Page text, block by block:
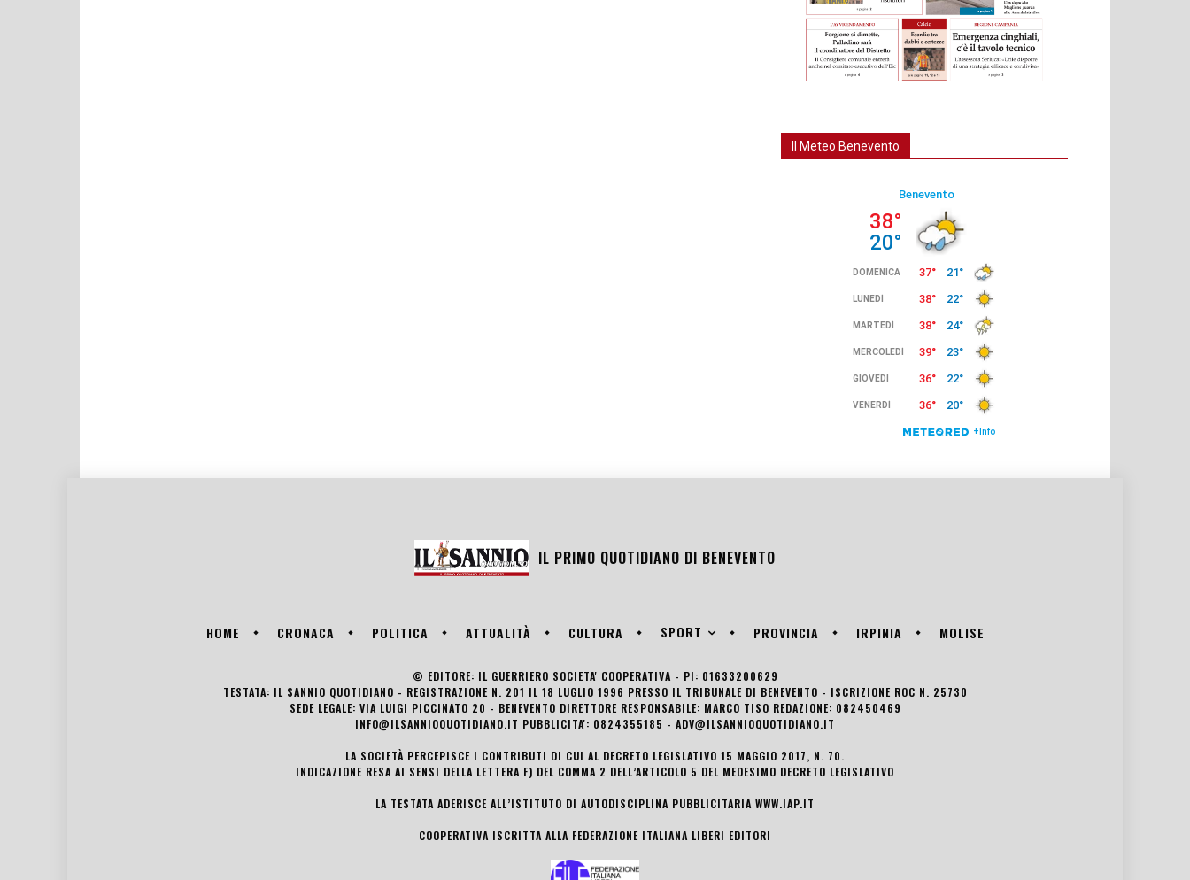
Il Meteo Benevento
IL PRIMO QUOTIDIANO DI BENEVENTO
HOME CRONACA POLITICA ATTUALITÀ CULTURA SPORT PROVINCIA IRPINIA MOLISE
© EDITORE: IL GUERRIERO SOCIETA' COOPERATIVA - PI: 01633200629
TESTATA: IL SANNIO QUOTIDIANO - REGISTRAZIONE N. 201 IL 18 LUGLIO 1996 PRESSO IL TRIBUNALE DI BENEVENTO - ISCRIZIONE ROC N. 25730
SEDE LEGALE: VIA LUIGI PICCINATO 20 - BENEVENTO DIRETTORE RESPONSABILE: MARCO TISO REDAZIONE: 082450469
INFO@ILSANNIOQUOTIDIANO.IT PUBBLICITA': 0824355185 - ADV@ILSANNIOQUOTIDIANO.IT
LA SOCIETÀ PERCEPISCE I CONTRIBUTI DI CUI AL DECRETO LEGISLATIVO 15 MAGGIO 2017, N. 70.
INDICAZIONE RESA AI SENSI DELLA LETTERA F) DEL COMMA 2 DELL’ARTICOLO 5 DEL MEDESIMO DECRETO LEGISLATIVO
LA TESTATA ADERISCE ALL’ISTITUTO DI AUTODISCIPLINA PUBBLICITARIA WWW.IAP.IT
COOPERATIVA ISCRITTA ALLA FEDERAZIONE ITALIANA LIBERI EDITORI